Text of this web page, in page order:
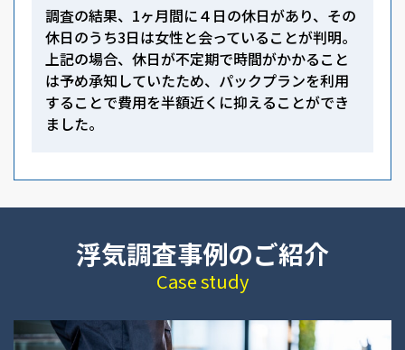
調査の結果、1ヶ月間に４日の休日があり、その
休日のうち3日は女性と会っていることが判明。
上記の場合、休日が不定期で時間がかかること
は予め承知していたため、パックプランを利用
することで費用を半額近くに抑えることができ
ました。
浮気調査事例のご紹介
Case study